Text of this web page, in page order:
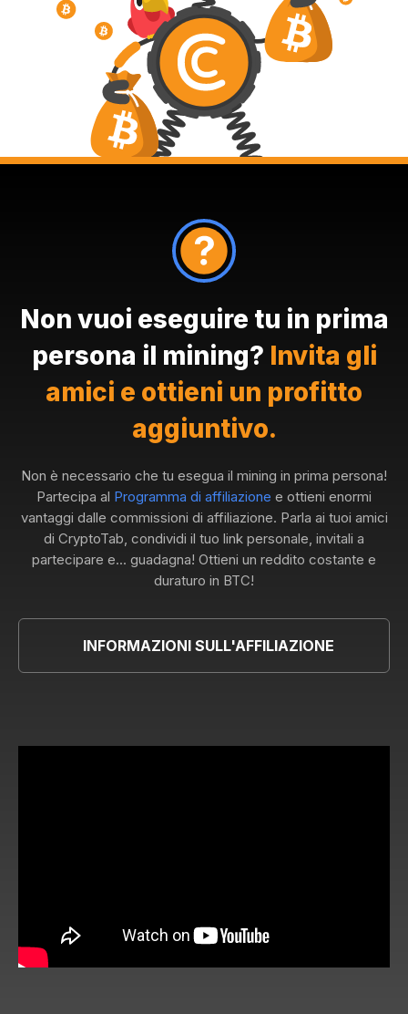
Non vuoi eseguire tu in prima
persona il mining? Invita gli
amici e ottieni un profitto
aggiuntivo.
Non è necessario che tu esegua il mining in prima persona!
Partecipa al Programma di affiliazione e ottieni enormi
vantaggi dalle commissioni di affiliazione. Parla ai tuoi amici
di CryptoTab, condividi il tuo link personale, invitali a
partecipare e... guadagna! Ottieni un reddito costante e
duraturo in BTC!
INFORMAZIONI SULL'AFFILIAZIONE